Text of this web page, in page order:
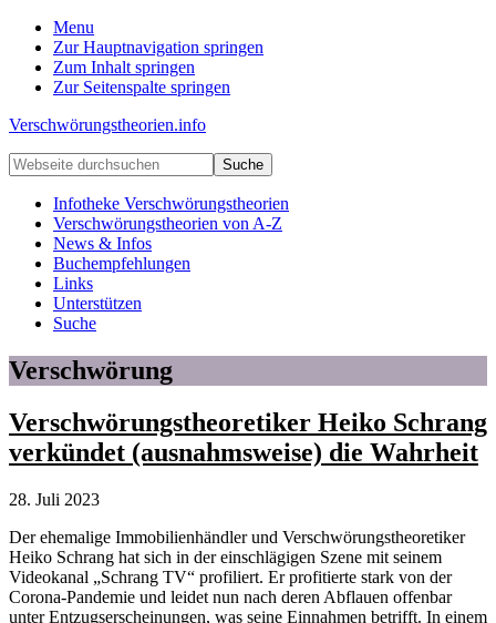
Menu
Zur Hauptnavigation springen
Zum Inhalt springen
Zur Seitenspalte springen
Verschwörungstheorien.info
Beiträge
zu
Merkmalen,
Funktionen
Risiken
konspirationistischen
Denkens
Webseite
durchsuchen
Infotheke Verschwörungstheorien
Verschwörungstheorien von A-Z
News & Infos
Buchempfehlungen
Links
Unterstützen
Suche
Verschwörung
Verschwörungstheoretiker Heiko Schrang
verkündet (ausnahmsweise) die Wahrheit
28. Juli 2023
Der ehemalige Immobilienhändler und Verschwörungstheoretiker
Heiko Schrang hat sich in der einschlägigen Szene mit seinem
Videokanal „Schrang TV“ profiliert. Er profitierte stark von der
Corona-Pandemie und leidet nun nach deren Abflauen offenbar
unter Entzugserscheinungen, was seine Einnahmen betrifft. In einem